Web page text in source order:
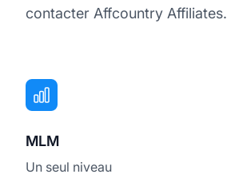
contacter Affcountry Affiliates.
MLM
Un seul niveau